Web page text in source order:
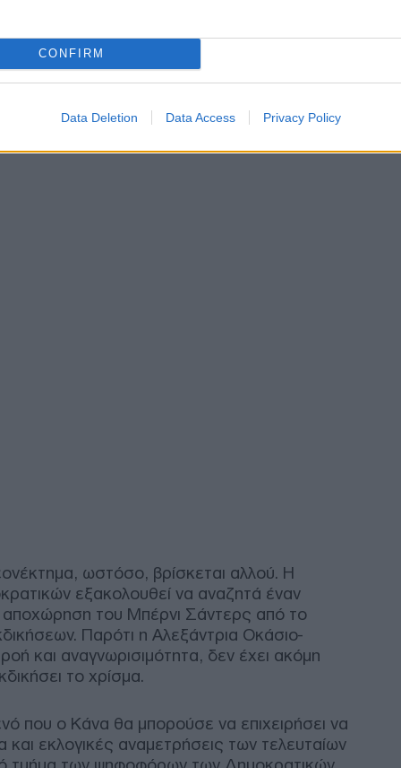
CONFIRM
Data Deletion Data Access Privacy Policy
ωστόσο, βρίσκεται αλλού. Η
εξακολουθεί να αναζητά έναν
αποχώρηση του Μπέρνι Σάντερς από το
Παρότι η Αλεξάντρια Οκάσιο-
και αναγνωρισιμότητα, δεν έχει ακόμη
το χρίσμα.
που ο Κάνα θα μπορούσε να επιχειρήσει να
εκλογικές αναμετρήσεις των τελευταίων